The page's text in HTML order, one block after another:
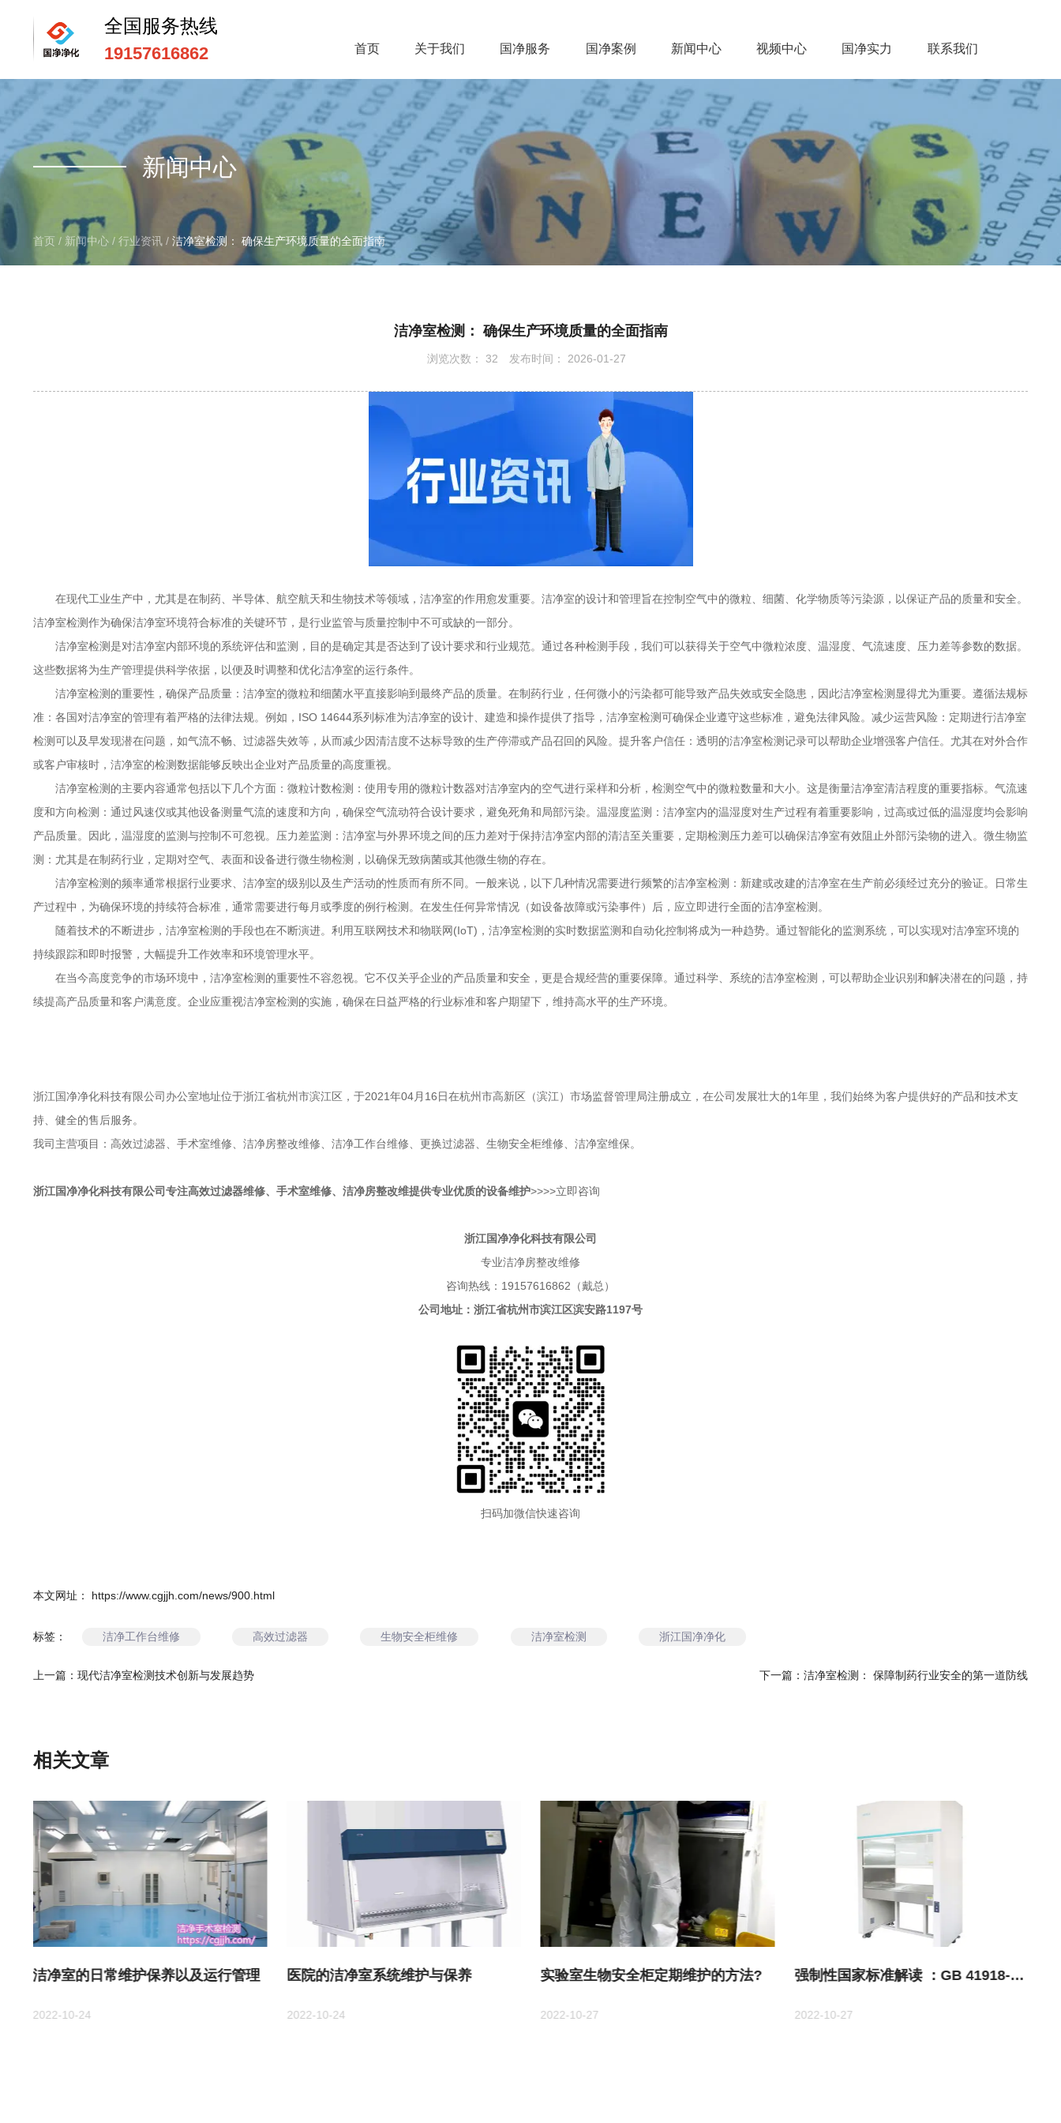
全国服务热线
19157616862 首页 关于我们 国净服务 国净案例 新闻中心 视频中心 国净实力 联系我们
全国服务热线
15669159195 首页 关于我们 国净服务 国净案例 新闻中心 视频中心 国净实力 联系我们
新闻中心
首页 / 新闻中心 / 行业资讯 / 洁净室检测： 确保生产环境质量的全面指南
洁净室检测： 确保生产环境质量的全面指南
浏览次数： 32 发布时间： 2026-01-27
在现代工业生产中，尤其是在制药、半导体、航空航天和生物技术等领域，洁净室的作用愈发重要。洁净室的设计和管理旨在控制空气中的微粒、细菌、化学物质等污染源，以保证产品的质量和安全。
洁净室检测作为确保洁净室环境符合标准的关键环节，是行业监管与质量控制中不可或缺的一部分。
洁净室检测是对洁净室内部环境的系统评估和监测，目的是确定其是否达到了设计要求和行业规范。通过各种检测手段，我们可以获得关于空气中微粒浓度、温湿度、气流速度、压力差等参数的数据。
这些数据将为生产管理提供科学依据，以便及时调整和优化洁净室的运行条件。
洁净室检测的重要性，确保产品质量：洁净室的微粒和细菌水平直接影响到最终产品的质量。在制药行业，任何微小的污染都可能导致产品失效或安全隐患，因此洁净室检测显得尤为重要。遵循法规标
准：各国对洁净室的管理有着严格的法律法规。例如，ISO 14644系列标准为洁净室的设计、建造和操作提供了指导，洁净室检测可确保企业遵守这些标准，避免法律风险。减少运营风险：定期进行洁净室
检测可以及早发现潜在问题，如气流不畅、过滤器失效等，从而减少因清洁度不达标导致的生产停滞或产品召回的风险。提升客户信任：透明的洁净室检测记录可以帮助企业增强客户信任。尤其在对外合作
或客户审核时，洁净室的检测数据能够反映出企业对产品质量的高度重视。
洁净室检测的主要内容通常包括以下几个方面：微粒计数检测：使用专用的微粒计数器对洁净室内的空气进行采样和分析，检测空气中的微粒数量和大小。这是衡量洁净室清洁程度的重要指标。气流速
度和方向检测：通过风速仪或其他设备测量气流的速度和方向，确保空气流动符合设计要求，避免死角和局部污染。温湿度监测：洁净室内的温湿度对生产过程有着重要影响，过高或过低的温湿度均会影响
产品质量。因此，温湿度的监测与控制不可忽视。压力差监测：洁净室与外界环境之间的压力差对于保持洁净室内部的清洁至关重要，定期检测压力差可以确保洁净室有效阻止外部污染物的进入。微生物监
测：尤其是在制药行业，定期对空气、表面和设备进行微生物检测，以确保无致病菌或其他微生物的存在。
洁净室检测的频率通常根据行业要求、洁净室的级别以及生产活动的性质而有所不同。一般来说，以下几种情况需要进行频繁的洁净室检测：新建或改建的洁净室在生产前必须经过充分的验证。日常生
产过程中，为确保环境的持续符合标准，通常需要进行每月或季度的例行检测。在发生任何异常情况（如设备故障或污染事件）后，应立即进行全面的洁净室检测。
随着技术的不断进步，洁净室检测的手段也在不断演进。利用互联网技术和物联网(IoT)，洁净室检测的实时数据监测和自动化控制将成为一种趋势。通过智能化的监测系统，可以实现对洁净室环境的
持续跟踪和即时报警，大幅提升工作效率和环境管理水平。
在当今高度竞争的市场环境中，洁净室检测的重要性不容忽视。它不仅关乎企业的产品质量和安全，更是合规经营的重要保障。通过科学、系统的洁净室检测，可以帮助企业识别和解决潜在的问题，持
续提高产品质量和客户满意度。企业应重视洁净室检测的实施，确保在日益严格的行业标准和客户期望下，维持高水平的生产环境。
浙江国净净化科技有限公司办公室地址位于浙江省杭州市滨江区，于2021年04月16日在杭州市高新区（滨江）市场监督管理局注册成立，在公司发展壮大的1年里，我们始终为客户提供好的产品和技术支
持、健全的售后服务。
我司主营项目：高效过滤器、手术室维修、洁净房整改维修、洁净工作台维修、更换过滤器、生物安全柜维修、洁净室维保。
浙江国净净化科技有限公司专注高效过滤器维修、手术室维修、洁净房整改维提供专业优质的设备维护>>>>立即咨询
浙江国净净化科技有限公司
专业洁净房整改维修
咨询热线：19157616862（戴总）
公司地址：浙江省杭州市滨江区滨安路1197号
扫码加微信快速咨询
本文网址： https://www.cgjjh.com/news/900.html
标签： 洁净工作台维修 高效过滤器 生物安全柜维修 洁净室检测 浙江国净净化
上一篇： 现代洁净室检测技术创新与发展趋势 下一篇：洁净室检测： 保障制药行业安全的第一道防线
相关文章
洁净室的日常维护保养以及运行管理
2022-10-24
医院的洁净室系统维护与保养
2022-10-24
实验室生物安全柜定期维护的方法?
2022-10-27
强制性国家标准解读 ：GB 41918-
2022-10-27